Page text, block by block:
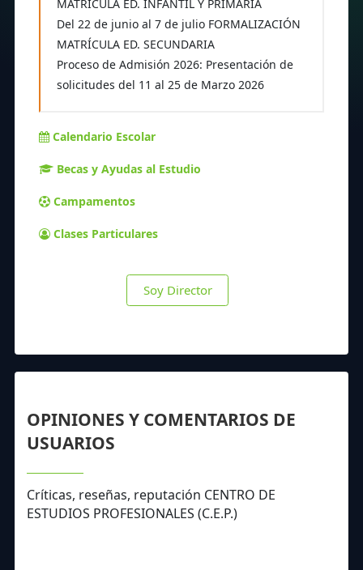
MATRICULA ED. INFANTIL Y PRIMARIA
Del 22 de junio al 7 de julio FORMALIZACIÓN
MATRÍCULA ED. SECUNDARIA
Proceso de Admisión 2026: Presentación de
solicitudes del 11 al 25 de Marzo 2026
Calendario Escolar
Becas y Ayudas al Estudio
Campamentos
Clases Particulares
Soy Director
OPINIONES Y COMENTARIOS DE
USUARIOS
Críticas, reseñas, reputación CENTRO DE
ESTUDIOS PROFESIONALES (C.E.P.)